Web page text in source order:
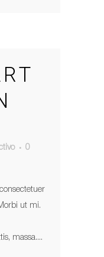
0
ut mi.
massa....